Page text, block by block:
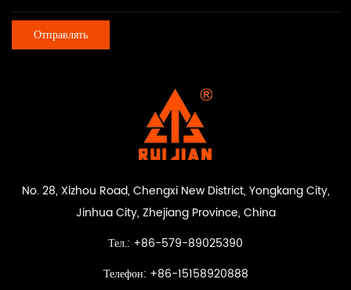
No. 28, Xizhou Road, Chengxi New District, Yongkang City,
Jinhua City, Zhejiang Province, China
Тел.: +86-579-89025390
Телефон: +86-15158920888